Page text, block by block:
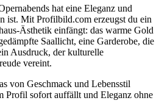
hat eine Eleganz und
ist. Mit Profilbild.com erzeugst du ein
Ästhetik einfängt: das warme Gold
Saallicht, eine Garderobe, die
Ausdruck, der kulturelle
vereint.
von Geschmack und Lebensstil
Profil sofort auffällt und Eleganz ohne